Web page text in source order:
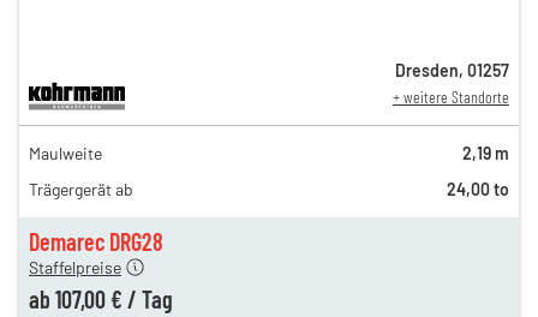
Demarec DRG28
184,00 €
153,00 €
127,00 €
Staffelpreise
ab 107,00 € / Tag
12,00 €
Dresden, 01257
+ weitere Standorte
Maulweite
2,19 m
Trägergerät ab
24,00 to